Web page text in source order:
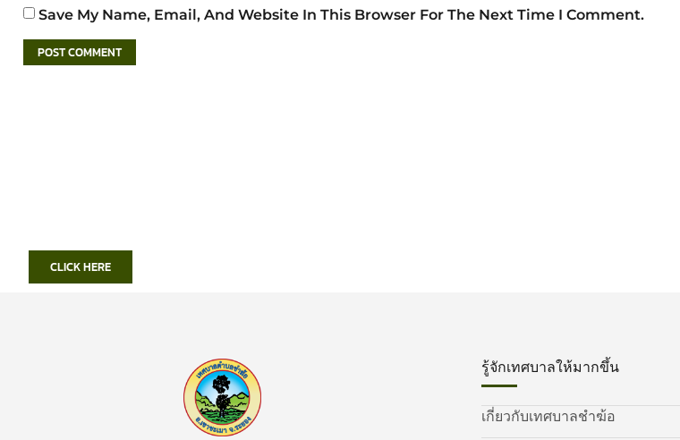
Save My Name, Email, And Website In This Browser For The Next Time I Comment.
CLICK HERE
รู้จักเทศบาลให้มากขึ้น
เกี่ยวกับเทศบาลชำฆ้อ